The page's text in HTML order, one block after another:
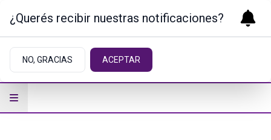
¿Querés recibir nuestras notificaciones?
NO, GRACIAS ACEPTAR